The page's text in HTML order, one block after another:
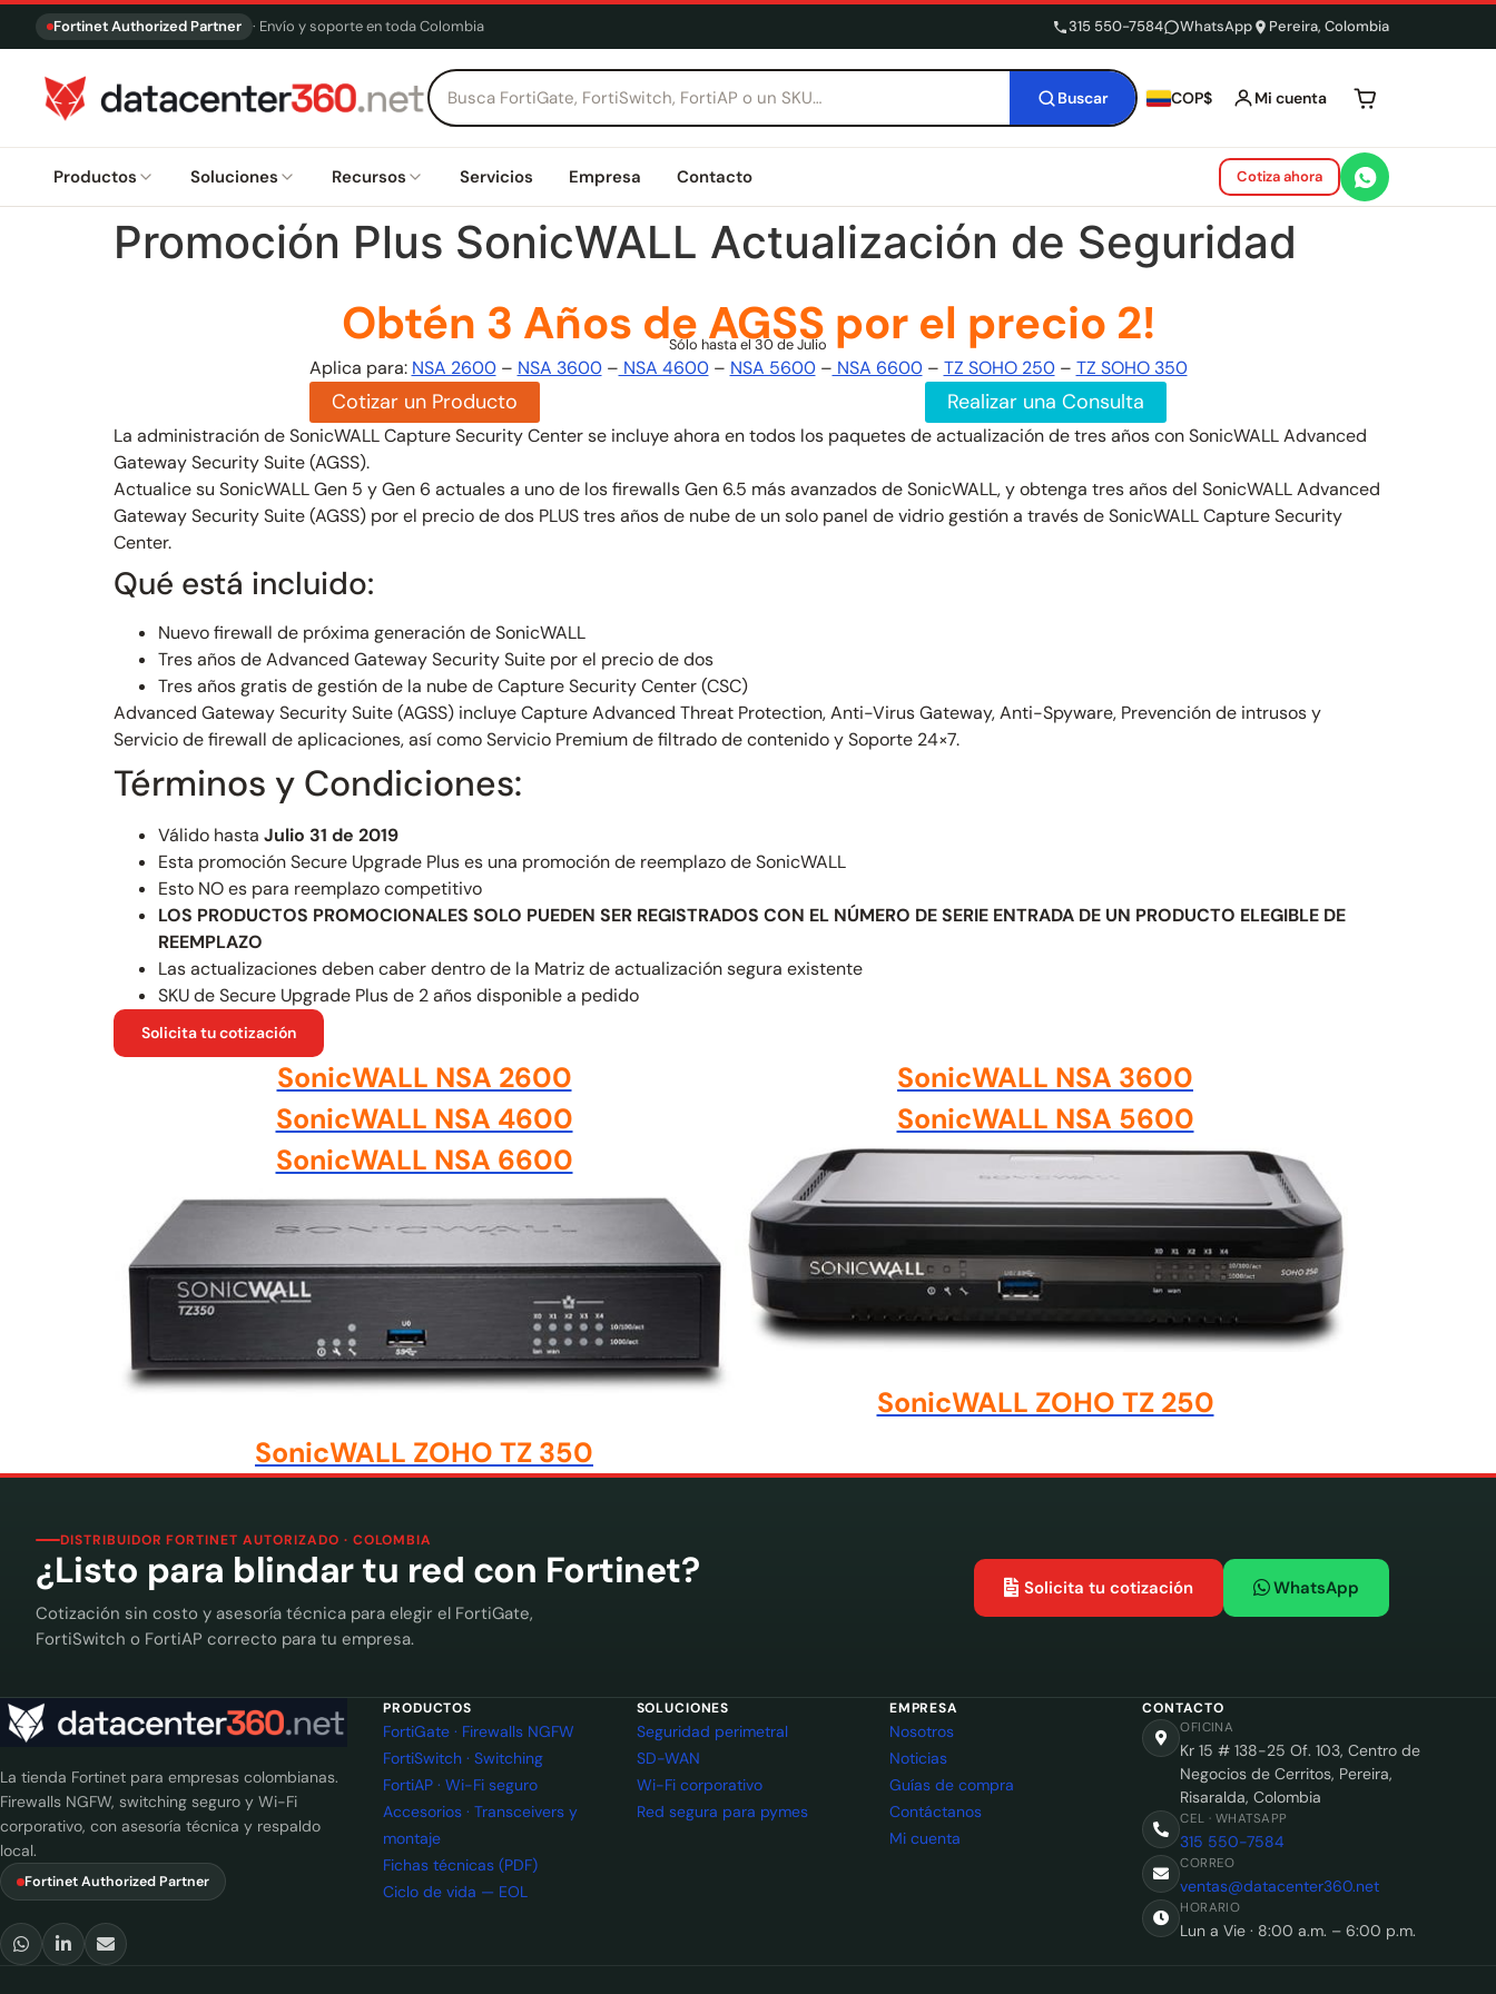
Fortinet Authorized Partner · Envío y soporte en toda Colombia 315 550-7584 WhatsApp Pereira, Colombia
Buscar COP$ Mi cuenta Tu carrito está
Productos Soluciones Recursos Servicios Empresa Contacto Cotiza ahora
Promoción Plus SonicWALL Actualización de Seguridad
Obtén 3 Años de AGSS por el precio 2!
Sólo hasta el 30 de Julio
Aplica para: NSA 2600– NSA 3600– NSA 4600– NSA 5600– NSA 6600– TZ SOHO 250– TZ SOHO 350
Cotizar un Producto Realizar una Consulta
La administración de SonicWALL Capture Security Center se incluye ahora en todos los paquetes de actualización de tres años con SonicWALL Advanced
Gateway Security Suite (AGSS).
Actualice su SonicWALL Gen 5 y Gen 6 actuales a uno de los firewalls Gen 6.5 más avanzados de SonicWALL, y obtenga tres años del SonicWALL Advanced
Gateway Security Suite (AGSS) por el precio de dos PLUS tres años de nube de un solo panel de vidrio gestión a través de SonicWALL Capture Security
Center.
Qué está incluido:
Nuevo firewall de próxima generación de SonicWALL
Tres años de Advanced Gateway Security Suite por el precio de dos
Tres años gratis de gestión de la nube de Capture Security Center (CSC)
Advanced Gateway Security Suite (AGSS) incluye Capture Advanced Threat Protection, Anti-Virus Gateway, Anti-Spyware, Prevención de intrusos y
Servicio de firewall de aplicaciones, así como Servicio Premium de filtrado de contenido y Soporte 24×7.
Términos y Condiciones:
Válido hasta Julio 31 de 2019
Esta promoción Secure Upgrade Plus es una promoción de reemplazo de SonicWALL
Esto NO es para reemplazo competitivo
LOS PRODUCTOS PROMOCIONALES SOLO PUEDEN SER REGISTRADOS CON EL NÚMERO DE SERIE ENTRADA DE UN PRODUCTO ELEGIBLE DE
REEMPLAZO
Las actualizaciones deben caber dentro de la Matriz de actualización segura existente
SKU de Secure Upgrade Plus de 2 años disponible a pedido
Solicita tu cotización
SonicWALL NSA 2600
SonicWALL NSA 4600
SonicWALL NSA 6600
SonicWALL ZOHO TZ 350
SonicWALL NSA 3600
SonicWALL NSA 5600
SonicWALL ZOHO TZ 250
DISTRIBUIDOR FORTINET AUTORIZADO · COLOMBIA
¿Listo para blindar tu red con Fortinet?
Cotización sin costo y asesoría técnica para elegir el FortiGate,
FortiSwitch o FortiAP correcto para tu empresa.
Solicita tu cotización WhatsApp
La tienda Fortinet para empresas colombianas.
Firewalls NGFW, switching seguro y Wi-Fi
corporativo, con asesoría técnica y respaldo
local.
Fortinet Authorized Partner
PRODUCTOS
FortiGate · Firewalls NGFW
FortiSwitch · Switching
FortiAP · Wi-Fi seguro
Accesorios · Transceivers y
montaje
Fichas técnicas (PDF)
Ciclo de vida — EOL
SOLUCIONES
Seguridad perimetral
SD-WAN
Wi-Fi corporativo
Red segura para pymes
EMPRESA
Nosotros
Noticias
Guías de compra
Contáctanos
Mi cuenta
CONTACTO
OFICINA
Kr 15 # 138-25 Of. 103, Centro de
Negocios de Cerritos, Pereira,
Risaralda, Colombia
CEL · WHATSAPP
315 550-7584
CORREO
ventas@datacenter360.net
HORARIO
Lun a Vie · 8:00 a.m. – 6:00 p.m.